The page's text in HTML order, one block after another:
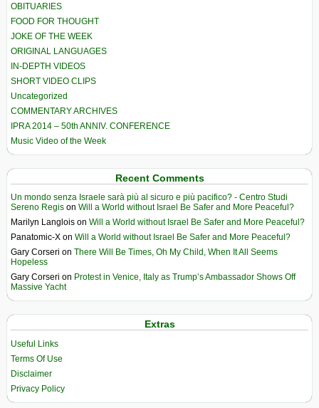
OBITUARIES
FOOD FOR THOUGHT
JOKE OF THE WEEK
ORIGINAL LANGUAGES
IN-DEPTH VIDEOS
SHORT VIDEO CLIPS
Uncategorized
COMMENTARY ARCHIVES
IPRA 2014 – 50th ANNIV. CONFERENCE
Music Video of the Week
Recent Comments
Un mondo senza Israele sarà più al sicuro e più pacifico? - Centro Studi
Sereno Regis on Will a World without Israel Be Safer and More Peaceful?
Marilyn Langlois on Will a World without Israel Be Safer and More Peaceful?
Panatomic-X on Will a World without Israel Be Safer and More Peaceful?
Gary Corseri on There Will Be Times, Oh My Child, When It All Seems
Hopeless
Gary Corseri on Protest in Venice, Italy as Trump’s Ambassador Shows Off
Massive Yacht
Extras
Useful Links
Terms Of Use
Disclaimer
Privacy Policy